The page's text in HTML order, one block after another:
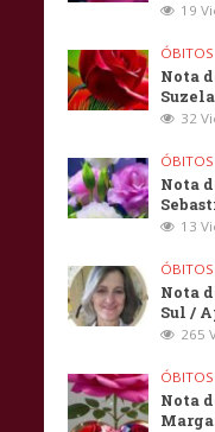
19
ÓBITOS
Nota
32
ÓBITOS
Nota
13
ÓBITOS
Nota
Sul /
265
ÓBITOS
Nota